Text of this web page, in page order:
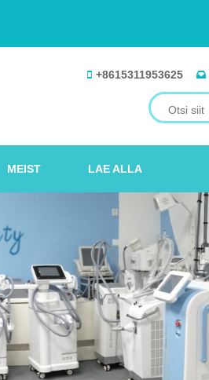
+8615311953625
MEIST LAE ALLA